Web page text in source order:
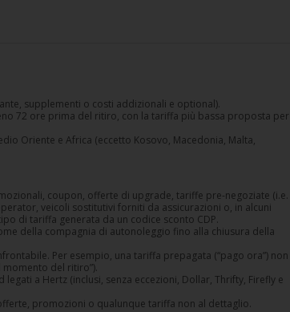
supplementi o costi addizionali e optional).
72 ore prima del ritiro, con la tariffa più bassa proposta per
Oriente e Africa (eccetto Kosovo, Macedonia, Malta,
coupon, offerte di upgrade, tariffe pre-negoziate (i.e.
veicoli sostitutivi forniti da assicurazioni o, in alcuni
di tariffa generata da un codice sconto CDP.
della compagnia di autonoleggio fino alla chiusura della
Per esempio, una tariffa prepagata (“pago ora”) non
del ritiro”).
a Hertz (inclusi, senza eccezioni, Dollar, Thrifty, Firefly e
promozioni o qualunque tariffa non al dettaglio.